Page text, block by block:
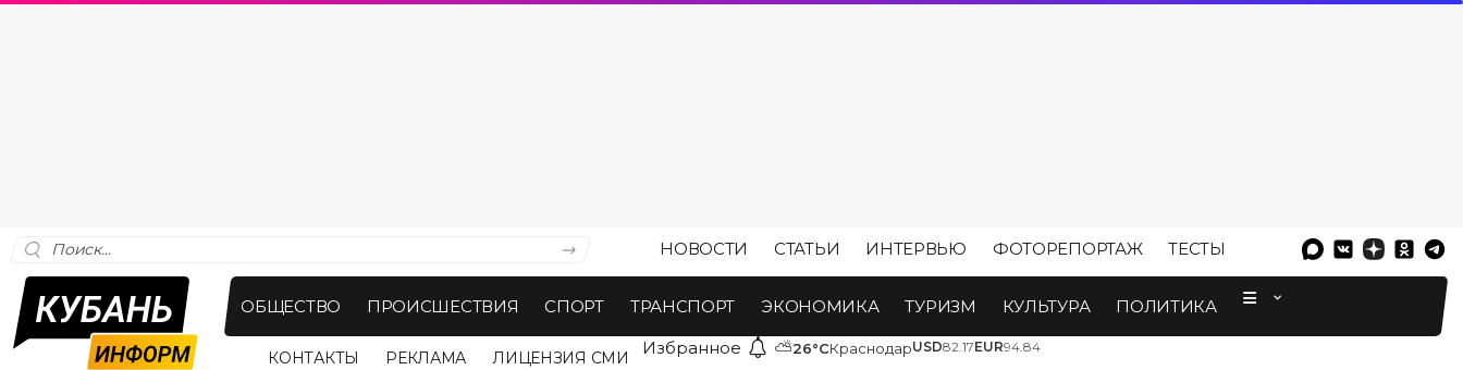
НОВОСТИ СТАТЬИ ИНТЕРВЬЮ ФОТОРЕПОРТАЖ ТЕСТЫ
ОБЩЕСТВО ПРОИСШЕСТВИЯ СПОРТ ТРАНСПОРТ ЭКОНОМИКА ТУРИЗМ КУЛЬТУРА ПОЛИТИКА
КОНТАКТЫ РЕКЛАМА ЛИЦЕНЗИЯ СМИ Избранное ⛅26°CКраснодарUSD82.17EUR94.84